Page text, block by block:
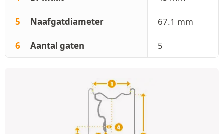
5 Naafgatdiameter 67.1 mm
6 Aantal gaten 5